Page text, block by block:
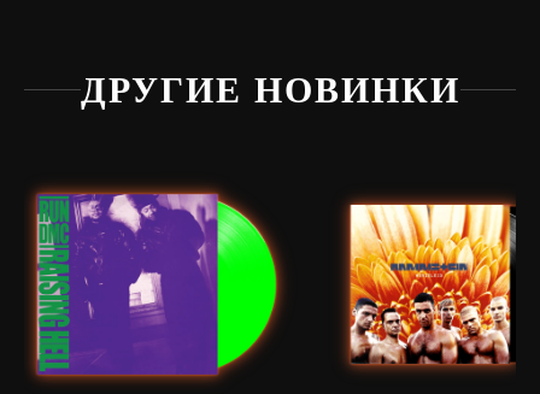
ДРУГИЕ НОВИНКИ
Нужна
помощь?
Напишите нам, мы ответим
на все вопросы и поможем